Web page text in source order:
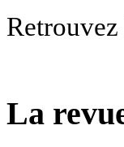
La